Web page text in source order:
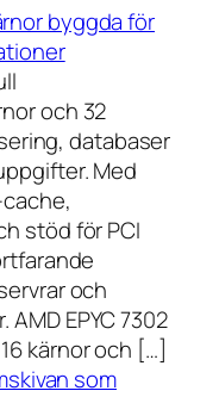
byggda för
och 32
databaser
Med
stöd för PCI
och
EPYC 7302
kärnor och […]
som